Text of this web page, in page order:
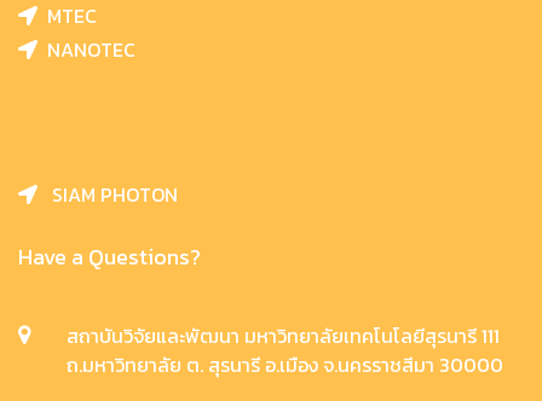
MTEC
NANOTEC
SIAM PHOTON
Have a Questions?
สถาบันวิจัยและพัฒนา มหาวิทยาลัยเทคโนโลยีสุรนารี 111
ถ.มหาวิทยาลัย ต. สุรนารี อ.เมือง จ.นครราชสีมา 30000